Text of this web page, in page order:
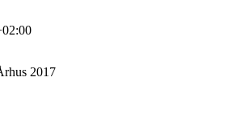
2017